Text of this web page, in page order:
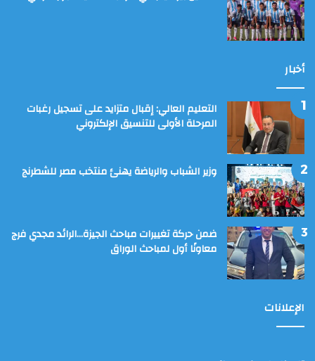
أخبار
التعليم العالي: إقبال متزايد على تسجيل رغبات
المرحلة الأولى للتنسيق الإلكتروني
وزير الشباب والرياضة يهنئ منتخب مصر للشطرنج
ضمن حركة تغييرات مباحث الجيزة…الرائد مجدي فرج
معاونًا أول لمباحث الوراق
الإعلانات